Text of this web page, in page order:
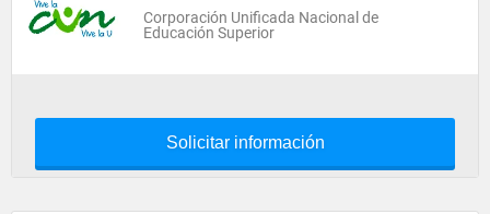
Corporación Unificada Nacional de
Educación Superior
Solicitar información